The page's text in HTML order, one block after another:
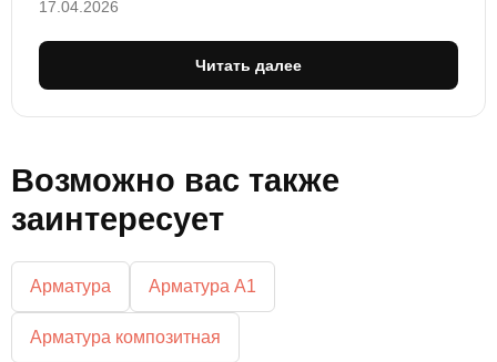
17.04.2026
Читать далее
Возможно вас также
заинтересует
Арматура Арматура А1
Арматура композитная